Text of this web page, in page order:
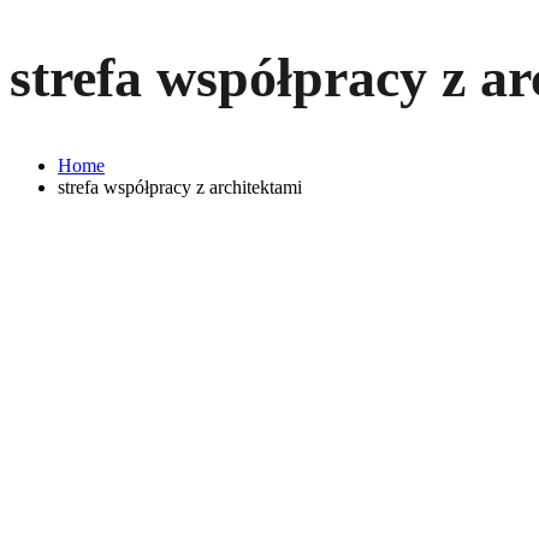
strefa współpracy z
Home
strefa współpracy z architektami